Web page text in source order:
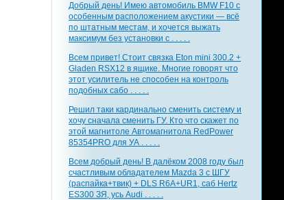
Добрый день! Имею автомобиль BMW F10 с
особенным расположением акустики — всё
по штатным местам, и хочется выжать
максимум без установки с . . . . .
Всем привет! Стоит связка Eton mini 300.2 +
Gladen RSX12 в ящике. Многие говорят что
этот усилитель не способен на контроль
подобных сабо . . . . .
Решил таки кардинально сменить систему и
хочу сначала сменить ГУ. Кто что скажет по
этой магнитоле Автомагнитола RedPower
85354PRO для УА . . . . .
Всем добрый день! В далёком 2008 году был
счастливым обладателем Mazda 3 с ШГУ
(распайка+твик) + DLS R6A+UR1, саб Hertz
ES300 ЗЯ, усь Audi . . . . .